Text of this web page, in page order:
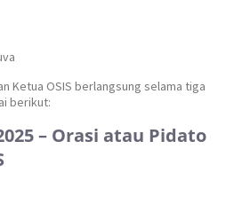
Ketua OSIS berlangsung selama tiga
berikut:
– Orasi atau Pidato